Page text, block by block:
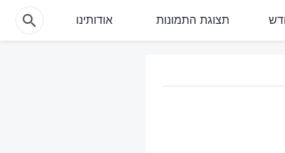
תצוגת התמונות אודותינו